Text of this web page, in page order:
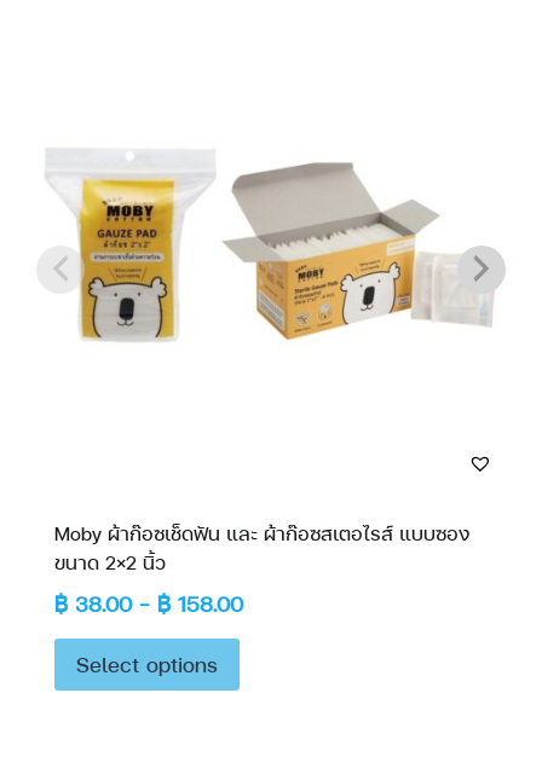
Moby ผ้าก๊อซเช็ดฟัน และ ผ้าก๊อซสเตอไรส์ แบบซอง
ขนาด 2×2 นิ้ว
฿ 38.00 – ฿ 158.00
Select options